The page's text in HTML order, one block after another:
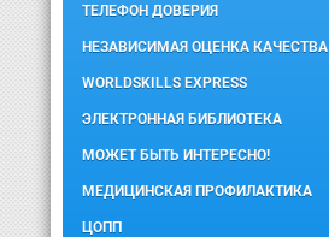
ТЕЛЕФОН ДОВЕРИЯ
НЕЗАВИСИМАЯ ОЦЕНКА КАЧЕСТВА
WORLDSKILLS EXPRESS
ЭЛЕКТРОННАЯ БИБЛИОТЕКА
МОЖЕТ БЫТЬ ИНТЕРЕСНО!
МЕДИЦИНСКАЯ ПРОФИЛАКТИКА
ЦОПП